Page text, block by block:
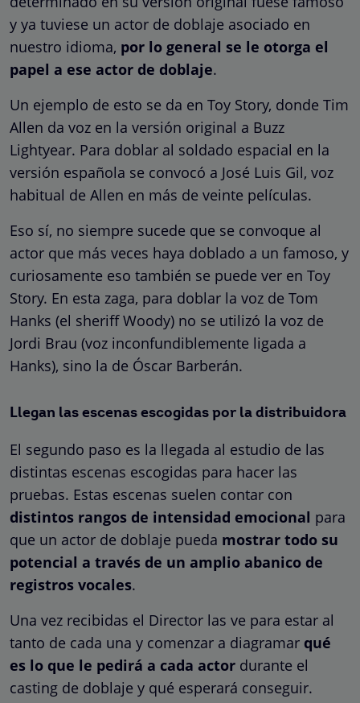
y ya tuviese un actor de doblaje asociado en
nuestro idioma, por lo general se le otorga el
papel a ese actor de doblaje.
Un ejemplo de esto se da en Toy Story, donde Tim
Allen da voz en la versión original a Buzz
Lightyear. Para doblar al soldado espacial en la
versión española se convocó a José Luis Gil, voz
habitual de Allen en más de veinte películas.
Eso sí, no siempre sucede que se convoque al
actor que más veces haya doblado a un famoso, y
curiosamente eso también se puede ver en Toy
Story. En esta zaga, para doblar la voz de Tom
Hanks (el sheriff Woody) no se utilizó la voz de
Jordi Brau (voz inconfundiblemente ligada a
Hanks), sino la de Óscar Barberán.
Llegan las escenas escogidas por la distribuidora
El segundo paso es la llegada al estudio de las
distintas escenas escogidas para hacer las
pruebas. Estas escenas suelen contar con
distintos rangos de intensidad emocional para
que un actor de doblaje pueda mostrar todo su
potencial a través de un amplio abanico de
registros vocales.
Una vez recibidas el Director las ve para estar al
tanto de cada una y comenzar a diagramar qué
es lo que le pedirá a cada actor durante el
casting de doblaje y qué esperará conseguir.